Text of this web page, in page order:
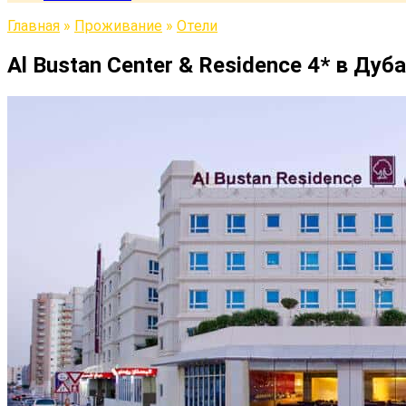
Главная » Проживание » Отели
Al Bustan Center & Residence 4* в